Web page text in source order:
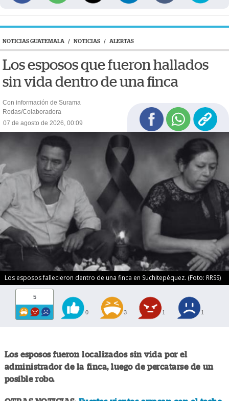
NOTICIAS GUATEMALA / NOTICIAS / ALERTAS
Los esposos que fueron hallados
sin vida dentro de una finca
Con información de Surama
Rodas/Colaboradora
07 de agosto de 2026, 00:09
Los esposos fallecieron dentro de una finca en Suchitepéquez. (Foto: RRSS)
5
0 3 1 1
Los esposos fueron localizados sin vida por el
administrador de la finca, luego de percatarse de un
posible robo.